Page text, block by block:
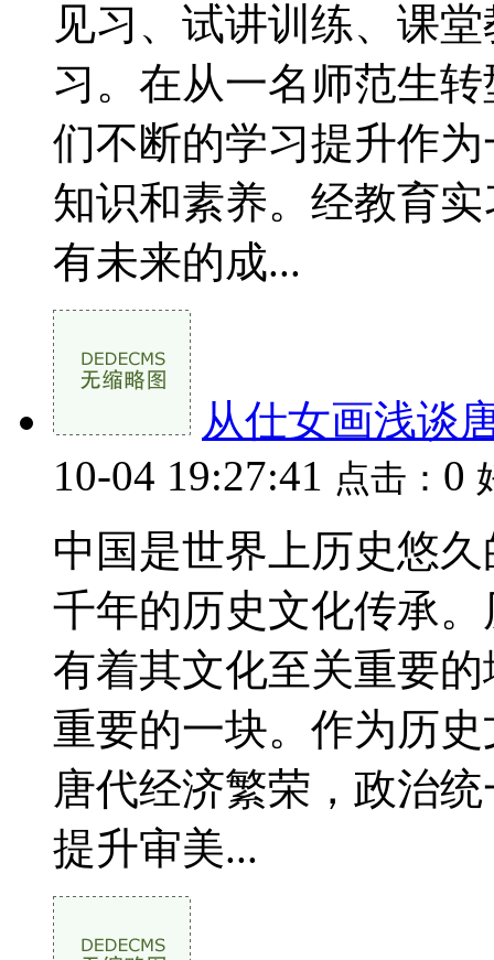
见习、试讲训练、课
习。在从一名师范生
们不断的学习提升作
知识和素养。经教育
有未来的成...
从仕女画浅谈
10-04 19:27:41
点击： 0
中国是世界上历史悠
千年的历史文化传承
有着其文化至关重要
重要的一块。作为历
唐代经济繁荣，政治
提升审美...